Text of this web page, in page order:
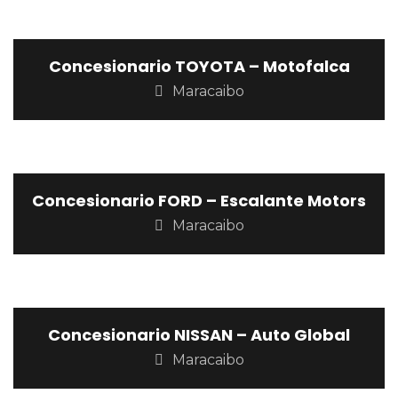
Concesionario TOYOTA – Motofalca
Maracaibo
Concesionario FORD – Escalante Motors
Maracaibo
Concesionario NISSAN – Auto Global
Maracaibo